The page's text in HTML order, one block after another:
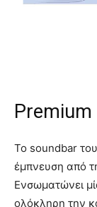
Premium
Το soundbar
έμπνευση από
Ενσωματώνει
ολόκληρη την